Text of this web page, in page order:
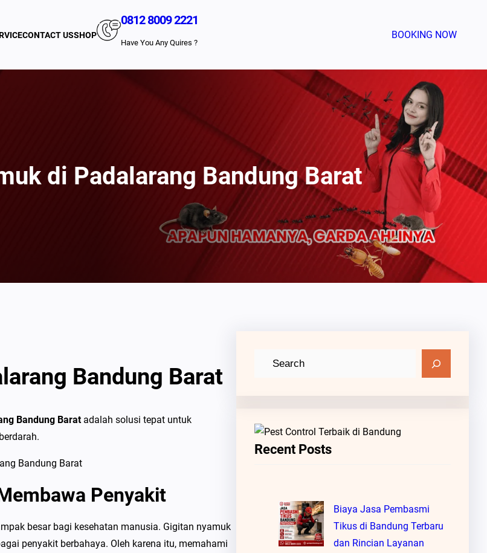
CONTACT USSHOP
0812 8009 2221
Have You Any Quires ?
BOOKING NOW
di Padalarang Bandung Barat
Bandung Barat
Bandung Baratadalah solusi tepat untuk
Penyakit
besar bagi kesehatan manusia. Gigitan nyamuk
penyakit berbahaya. Oleh karena itu, memahami
Recent Posts
Biaya Jasa Pembasmi
Tikus di Bandung Terbaru
dan Rincian Layanan